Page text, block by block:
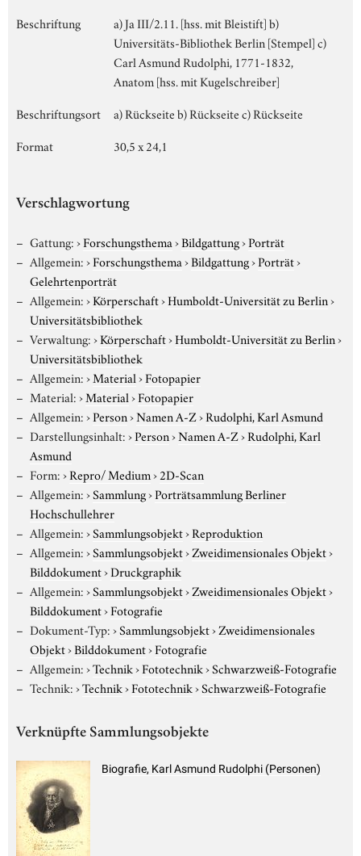
Beschriftung
a) Ja III/2.11. [hss. mit Bleistift] b)
Universitäts-Bibliothek Berlin [Stempel] c)
Carl Asmund Rudolphi, 1771-1832,
Anatom [hss. mit Kugelschreiber]
Beschriftungsort
a) Rückseite b) Rückseite c) Rückseite
Format
30,5 x 24,1
Verschlagwortung
Gattung:›Forschungsthema›Bildgattung›Porträt
Allgemein:›Forschungsthema›Bildgattung›Porträt›
Gelehrtenporträt
Allgemein:›Körperschaft›Humboldt-Universität zu Berlin›
Universitätsbibliothek
Verwaltung:›Körperschaft›Humboldt-Universität zu Berlin›
Universitätsbibliothek
Allgemein:›Material›Fotopapier
Material:›Material›Fotopapier
Allgemein:›Person›Namen A-Z›Rudolphi, Karl Asmund
Darstellungsinhalt:›Person›Namen A-Z›Rudolphi, Karl
Asmund
Form:›Repro/ Medium›2D-Scan
Allgemein:›Sammlung›Porträtsammlung Berliner
Hochschullehrer
Allgemein:›Sammlungsobjekt›Reproduktion
Allgemein:›Sammlungsobjekt›Zweidimensionales Objekt›
Bilddokument›Druckgraphik
Allgemein:›Sammlungsobjekt›Zweidimensionales Objekt›
Bilddokument›Fotografie
Dokument-Typ:›Sammlungsobjekt›Zweidimensionales
Objekt›Bilddokument›Fotografie
Allgemein:›Technik›Fototechnik›Schwarzweiß-Fotografie
Technik:›Technik›Fototechnik›Schwarzweiß-Fotografie
Verknüpfte Sammlungsobjekte
Biografie, Karl Asmund Rudolphi (Personen)